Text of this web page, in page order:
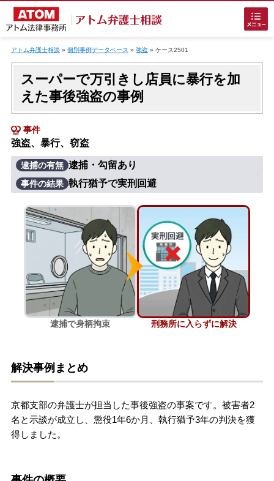
ホームに戻る
刑事事件でお困りの方
刑事事件の無料相談
接見・面会を弁護士に依頼
刑事事件を示談で解決したい
弁護士紹介
弁護士費用
アトム弁護士相談 » 個別事例データベース » 強盗 » ケース2501
スーパーで万引きし店員に暴行を加
えた事後強盗の事例
事件
強盗、暴行、窃盗
逮捕の有無 逮捕・勾留あり
事件の結果 執行猶予で実刑回避
逮捕で身柄拘束 刑務所に入らずに解決
解決事例まとめ
京都支部の弁護士が担当した事後強盗の事案です。被害者2
名と示談が成立し、懲役1年6か月、執行猶予3年の判決を獲
得しました。